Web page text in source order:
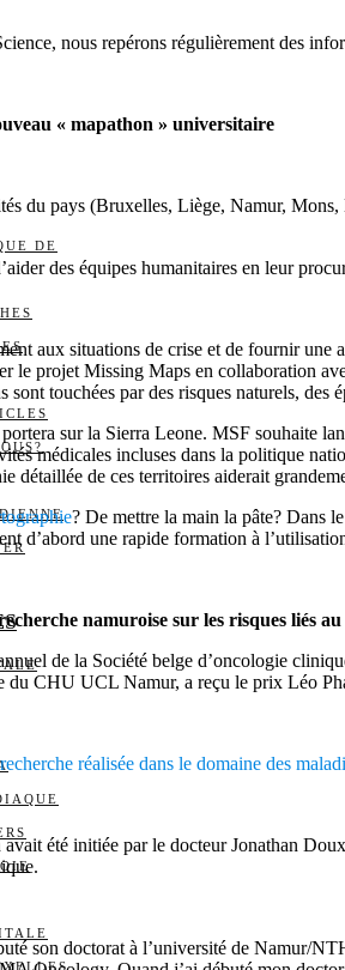
DE
nous repérons régulièrement des
« mapathon » universitaire
du pays (Bruxelles, Liège, Namur,
des équipes humanitaires en leur
aux situations de crise et de fournir une
le projet Missing Maps en collaboration
sont touchées par des risques naturels, des
portera sur la Sierra Leone. MSF souhaite
médicales incluses dans la politique
détaillée de ces territoires aiderait
? De mettre la main la pâte? Dans
d’abord une rapide formation à
namuroise sur les risques liés
de la Société belge d’oncologie
du CHU UCL Namur, a reçu le prix Léo
réalisée dans le domaine des
été initiée par le docteur Jonathan
son doctorat à l’université de Namur/